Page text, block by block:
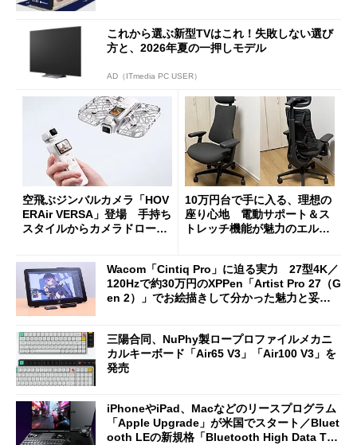
これから選ぶ新型TVはこれ！失敗しない選び
方と、2026年夏の一押しモデル
AD（ITmedia PC USER）
空飛ぶジンバルカメラ「HOV
ERAir VERSA」登場 手持ち
スタイルからカメラドローン
10万円台で手に入る、理想の
座り心地 電動サポート＆ス
トレッチ機能が魅力のエルゴ
Wacom「Cintiq Pro」に迫る実力 27型4K／
120Hzで約30万円のXPPen「Artist Pro 27（G
en 2）」でお絵描きして分かった魅力と妥協
三陽合同、NuPhy製ロープロファイルメカニ
カルキーボード「Air65 V3」「Air100 V3」を
発売
iPhoneやiPad、Macなどのリースプログラム
「Apple Upgrade」が米国でスタート／Bluet
ooth LEの新規格「Bluetooth High Data Thr